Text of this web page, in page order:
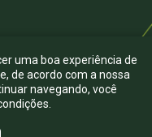
uma boa experiência de
de acordo com a nossa
navegando, você